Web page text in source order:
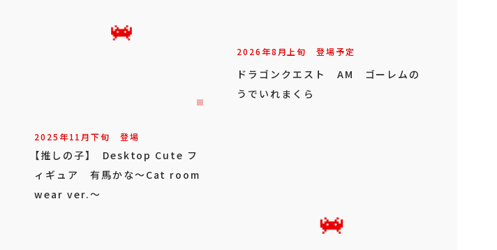
2025年11月下旬 登場
【推しの子】 Desktop Cute フ
ィギュア 有馬かな～Cat room
wear ver.～
2026年8月上旬 登場予定
ドラゴンクエスト AM ゴーレムの
うでいれまくら